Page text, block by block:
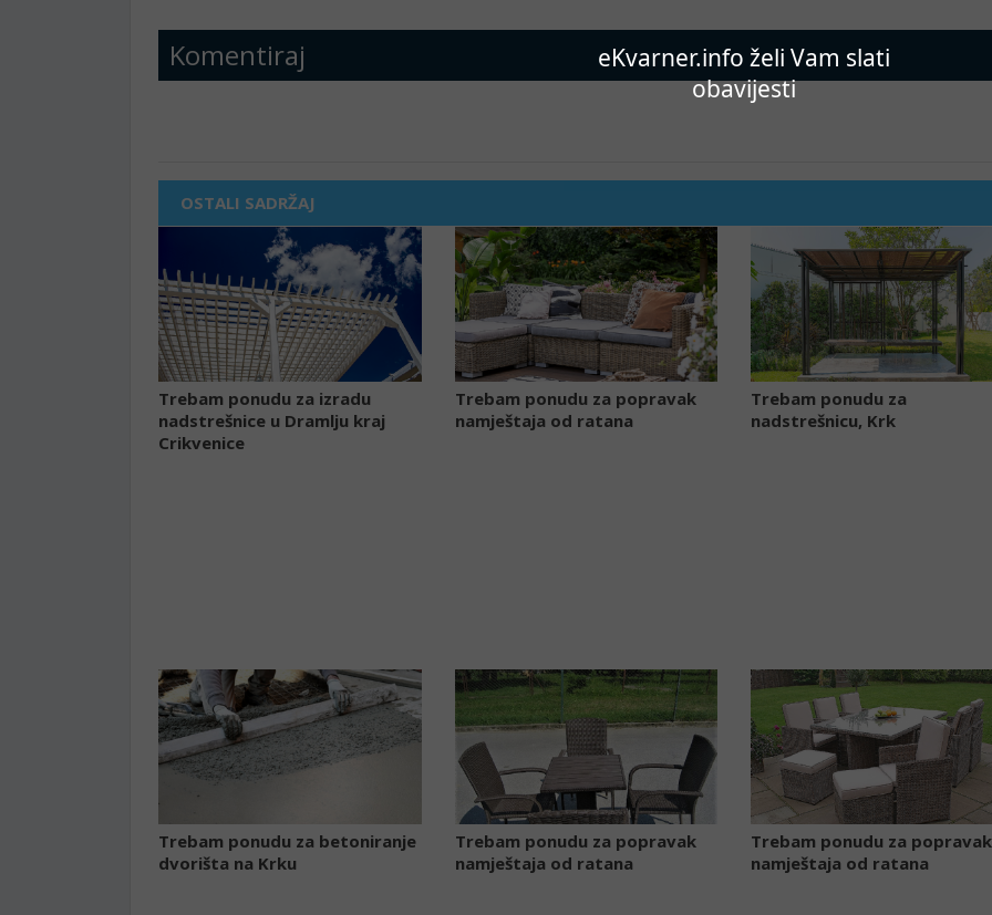
eKvarner.info želi Vam slati
obavijesti
Komentiraj
OSTALI SADRŽAJ
Trebam ponudu za izradu
nadstrešnice u Dramlju kraj
Crikvenice
Trebam ponudu za popravak
namještaja od ratana
Trebam ponudu za
nadstrešnicu, Krk
Trebam ponudu za betoniranje
dvorišta na Krku
Trebam ponudu za popravak
namještaja od ratana
Trebam ponudu za popravak
namještaja od ratana